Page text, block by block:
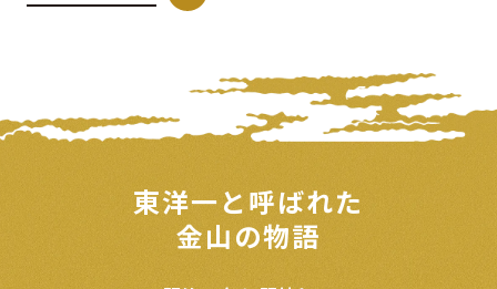
東洋一と呼ばれた
金山の物語